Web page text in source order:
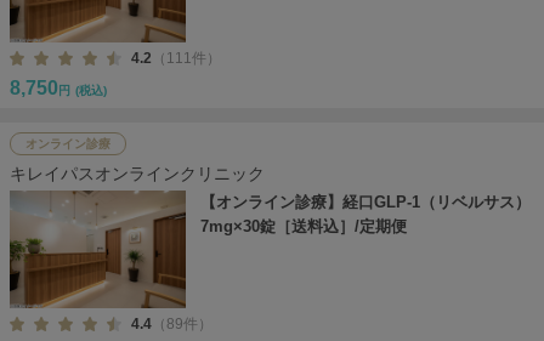
4.2 （111件）
8,750 円 (税込)
オンライン診療
キレイパスオンラインクリニック
【オンライン診療】経口GLP-1（リベルサス）
7mg×30錠［送料込］/定期便
4.4 （89件）